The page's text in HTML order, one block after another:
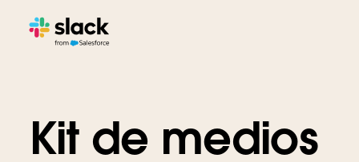
Kit de medios